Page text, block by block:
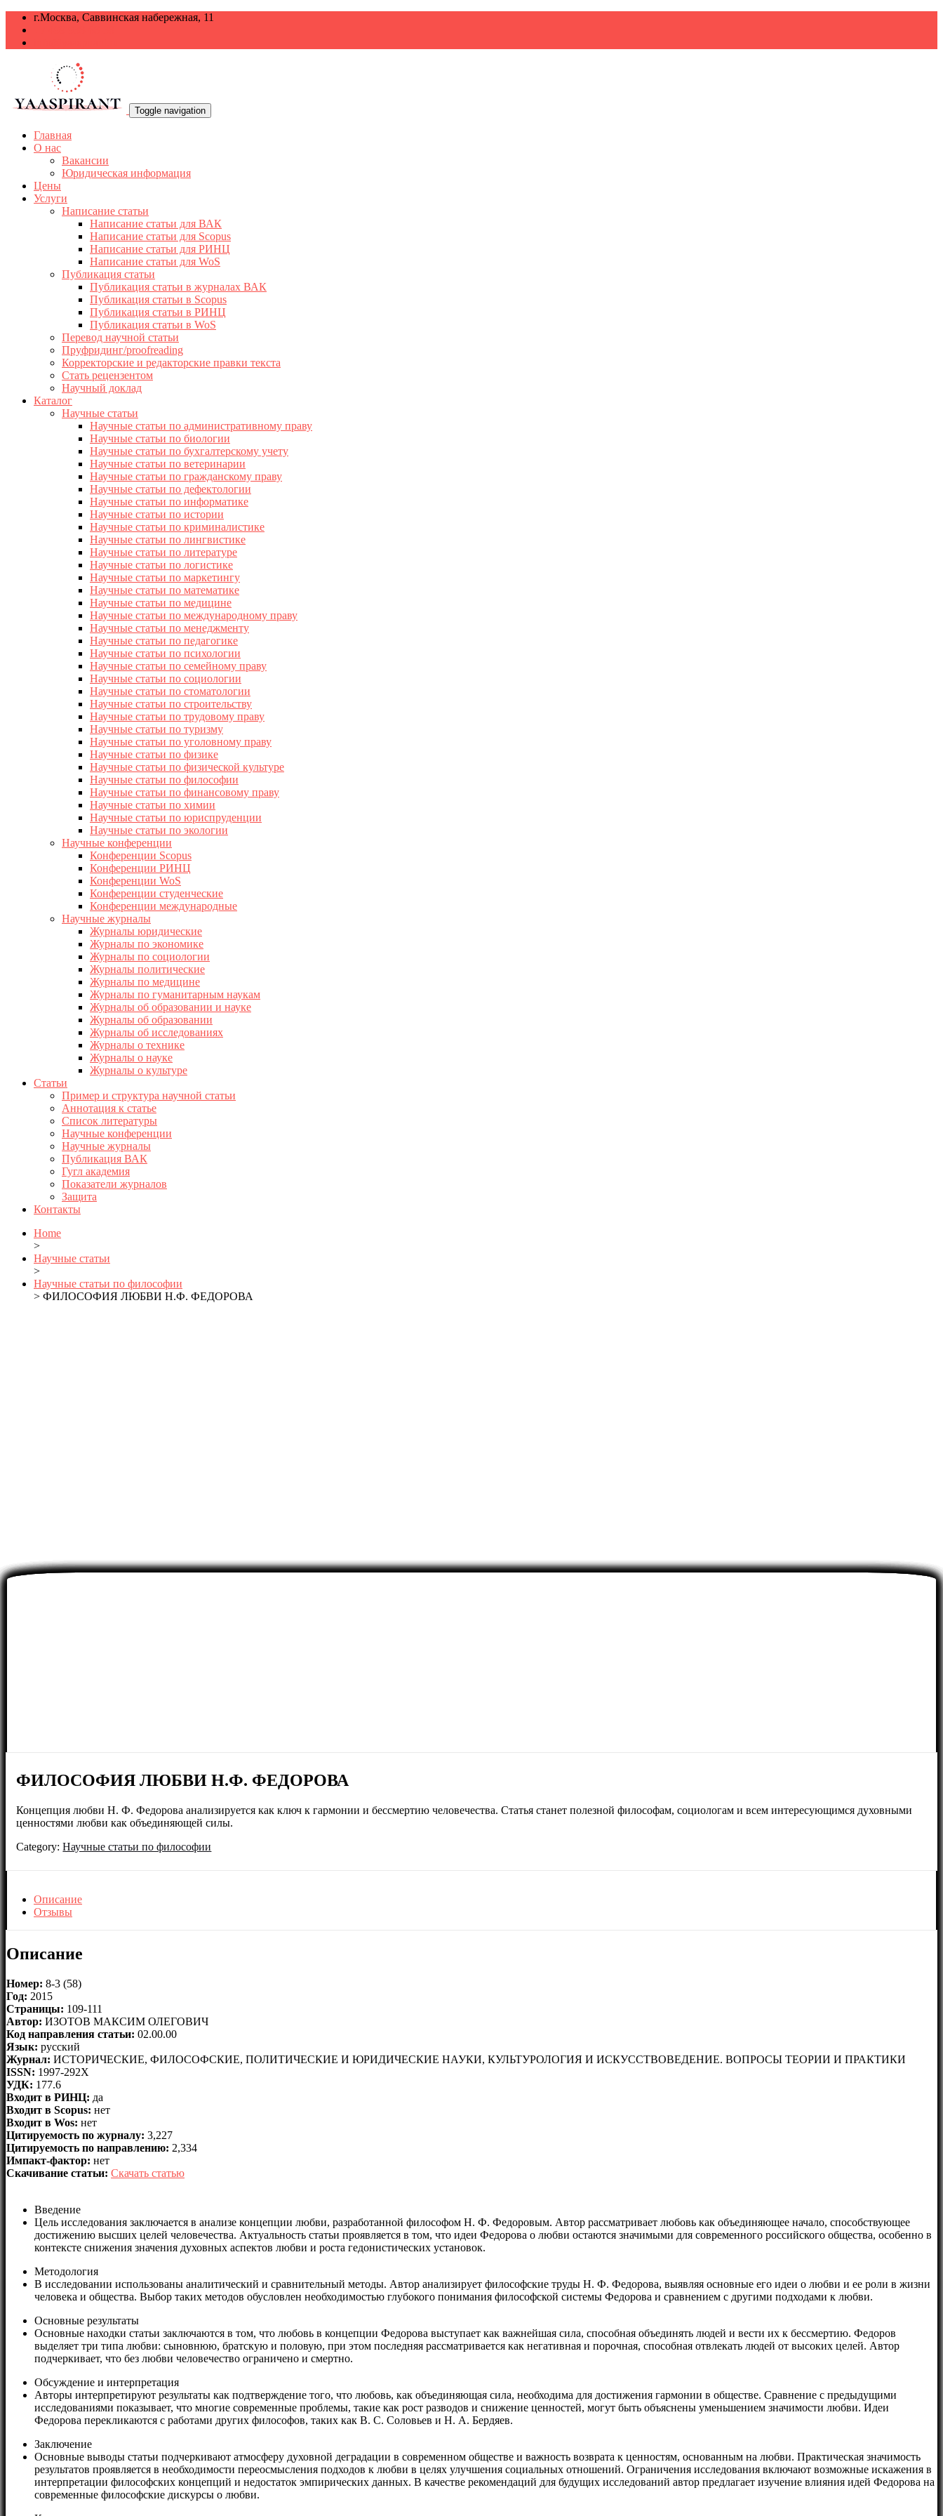
г.Москва, Саввинская набережная, 11
Toggle navigation
Главная
О нас
Вакансии
Юридическая информация
Цены
Услуги
Написание статьи
Написание статьи для ВАК
Написание статьи для Scopus
Написание статьи для РИНЦ
Написание статьи для WoS
Публикация статьи
Публикация статьи в журналах ВАК
Публикация статьи в Scopus
Публикация статьи в РИНЦ
Публикация статьи в WoS
Перевод научной статьи
Пруфридинг/proofreading
Корректорские и редакторские правки текста
Стать рецензентом
Научный доклад
Каталог
Научные статьи
Научные статьи по административному праву
Научные статьи по биологии
Научные статьи по бухгалтерскому учету
Научные статьи по ветеринарии
Научные статьи по гражданскому праву
Научные статьи по дефектологии
Научные статьи по информатике
Научные статьи по истории
Научные статьи по криминалистике
Научные статьи по лингвистике
Научные статьи по литературе
Научные статьи по логистике
Научные статьи по маркетингу
Научные статьи по математике
Научные статьи по медицине
Научные статьи по международному праву
Научные статьи по менеджменту
Научные статьи по педагогике
Научные статьи по психологии
Научные статьи по семейному праву
Научные статьи по социологии
Научные статьи по стоматологии
Научные статьи по строительству
Научные статьи по трудовому праву
Научные статьи по туризму
Научные статьи по уголовному праву
Научные статьи по физике
Научные статьи по физической культуре
Научные статьи по философии
Научные статьи по финансовому праву
Научные статьи по химии
Научные статьи по юриспруденции
Научные статьи по экологии
Научные конференции
Конференции Scopus
Конференции РИНЦ
Конференции WoS
Конференции студенческие
Конференции международные
Научные журналы
Журналы юридические
Журналы по экономике
Журналы по социологии
Журналы политические
Журналы по медицине
Журналы по гуманитарным наукам
Журналы об образовании и науке
Журналы об образовании
Журналы об исследованиях
Журналы о технике
Журналы о науке
Журналы о культуре
Статьи
Пример и структура научной статьи
Аннотация к статье
Список литературы
Научные конференции
Научные журналы
Публикация ВАК
Гугл академия
Показатели журналов
Защита
Контакты
Home
>
Научные статьи
>
Научные статьи по философии
> ФИЛОСОФИЯ ЛЮБВИ Н.Ф. ФЕДОРОВА
ФИЛОСОФИЯ ЛЮБВИ Н.Ф. ФЕДОРОВА
Концепция любви Н. Ф. Федорова анализируется как ключ к гармонии и бессмертию человечества. Статья станет полезной философам, социологам и всем интересующимся духовными
ценностями любви как объединяющей силы.
Category:Научные статьи по философии
Описание
Отзывы
Описание
Номер: 8-3 (58)
Год: 2015
Страницы: 109-111
Автор: ИЗОТОВ МАКСИМ ОЛЕГОВИЧ
Код направления статьи: 02.00.00
Язык: русский
Журнал: ИСТОРИЧЕСКИЕ, ФИЛОСОФСКИЕ, ПОЛИТИЧЕСКИЕ И ЮРИДИЧЕСКИЕ НАУКИ, КУЛЬТУРОЛОГИЯ И ИСКУССТВОВЕДЕНИЕ. ВОПРОСЫ ТЕОРИИ И ПРАКТИКИ
ISSN: 1997-292X
УДК: 177.6
Входит в РИНЦ: да
Входит в Scopus: нет
Входит в Wos: нет
Цитируемость по журналу: 3,227
Цитируемость по направлению: 2,334
Импакт-фактор: нет
Скачивание статьи: Скачать статью
Введение
Цель исследования заключается в анализе концепции любви, разработанной философом Н. Ф. Федоровым. Автор рассматривает любовь как объединяющее начало, способствующее
достижению высших целей человечества. Актуальность статьи проявляется в том, что идеи Федорова о любви остаются значимыми для современного российского общества, особенно в
контексте снижения значения духовных аспектов любви и роста гедонистических установок.
Методология
В исследовании использованы аналитический и сравнительный методы. Автор анализирует философские труды Н. Ф. Федорова, выявляя основные его идеи о любви и ее роли в жизни
человека и общества. Выбор таких методов обусловлен необходимостью глубокого понимания философской системы Федорова и сравнением с другими подходами к любви.
Основные результаты
Основные находки статьи заключаются в том, что любовь в концепции Федорова выступает как важнейшая сила, способная объединять людей и вести их к бессмертию. Федоров
выделяет три типа любви: сыновнюю, братскую и половую, при этом последняя рассматривается как негативная и порочная, способная отвлекать людей от высоких целей. Автор
подчеркивает, что без любви человечество ограничено и смертно.
Обсуждение и интерпретация
Авторы интерпретируют результаты как подтверждение того, что любовь, как объединяющая сила, необходима для достижения гармонии в обществе. Сравнение с предыдущими
исследованиями показывает, что многие современные проблемы, такие как рост разводов и снижение ценностей, могут быть объяснены уменьшением значимости любви. Идеи
Федорова перекликаются с работами других философов, таких как В. С. Соловьев и Н. А. Бердяев.
Заключение
Основные выводы статьи подчеркивают атмосферу духовной деградации в современном обществе и важность возврата к ценностям, основанным на любви. Практическая значимость
результатов проявляется в необходимости переосмысления подходов к любви в целях улучшения социальных отношений. Ограничения исследования включают возможные искажения в
интерпретации философских концепций и недостаток эмпирических данных. В качестве рекомендаций для будущих исследований автор предлагает изучение влияния идей Федорова на
современные философские дискурсы о любви.